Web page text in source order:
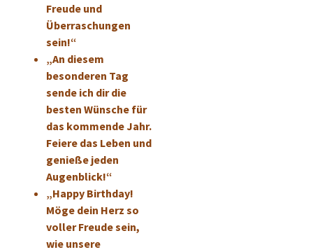
Freude und
Überraschungen
sein!“
„An diesem
besonderen Tag
sende ich dir die
besten Wünsche für
das kommende Jahr.
Feiere das Leben und
genieße jeden
Augenblick!“
„Happy Birthday!
Möge dein Herz so
voller Freude sein,
wie unsere